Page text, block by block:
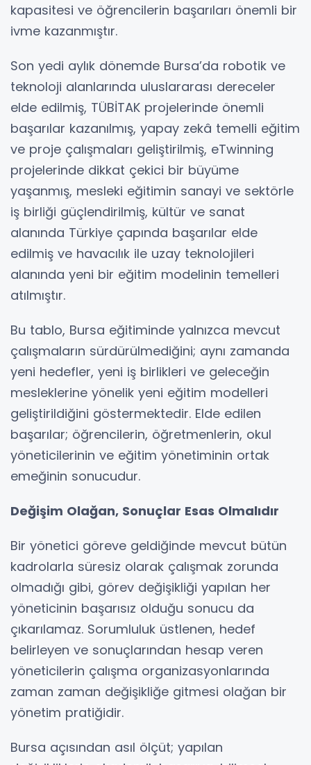
kapasitesi ve öğrencilerin başarıları önemli bir
ivme kazanmıştır.
Son yedi aylık dönemde Bursa’da robotik ve
teknoloji alanlarında uluslararası dereceler
elde edilmiş, TÜBİTAK projelerinde önemli
başarılar kazanılmış, yapay zekâ temelli eğitim
ve proje çalışmaları geliştirilmiş, eTwinning
projelerinde dikkat çekici bir büyüme
yaşanmış, mesleki eğitimin sanayi ve sektörle
iş birliği güçlendirilmiş, kültür ve sanat
alanında Türkiye çapında başarılar elde
edilmiş ve havacılık ile uzay teknolojileri
alanında yeni bir eğitim modelinin temelleri
atılmıştır.
Bu tablo, Bursa eğitiminde yalnızca mevcut
çalışmaların sürdürülmediğini; aynı zamanda
yeni hedefler, yeni iş birlikleri ve geleceğin
mesleklerine yönelik yeni eğitim modelleri
geliştirildiğini göstermektedir. Elde edilen
başarılar; öğrencilerin, öğretmenlerin, okul
yöneticilerinin ve eğitim yönetiminin ortak
emeğinin sonucudur.
Değişim Olağan, Sonuçlar Esas Olmalıdır
Bir yönetici göreve geldiğinde mevcut bütün
kadrolarla süresiz olarak çalışmak zorunda
olmadığı gibi, görev değişikliği yapılan her
yöneticinin başarısız olduğu sonucu da
çıkarılamaz. Sorumluluk üstlenen, hedef
belirleyen ve sonuçlarından hesap veren
yöneticilerin çalışma organizasyonlarında
zaman zaman değişikliğe gitmesi olağan bir
yönetim pratiğidir.
Bursa açısından asıl ölçüt; yapılan